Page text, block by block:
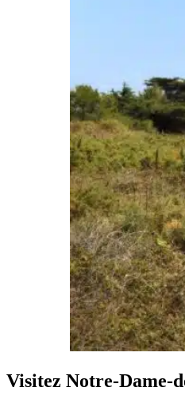
Visitez Notre-Dame-